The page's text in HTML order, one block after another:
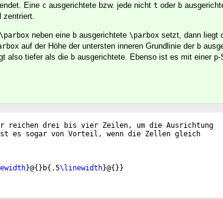
Eine c ausgerichtete bzw. jede nicht t oder b
zentriert.
\parbox neben eine b ausgerichtete \parbox setzt, dann liegt
auf der Höhe der untersten inneren Grundlinie der b
also tiefer als die b ausgerichtete. Ebenso ist es mit einer p-
reichen drei bis vier Zeilen, um die Ausrichtung
es sogar von Vorteil, wenn die Zellen gleich
}@{ } b{ .5\linewidth}@{ }}